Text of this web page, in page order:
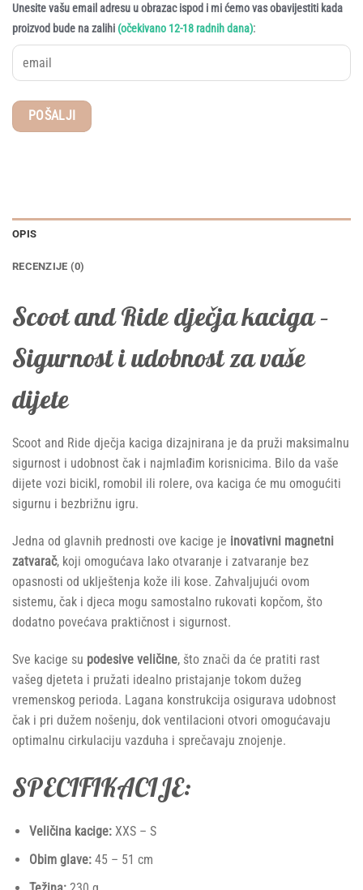
Unesite vašu email adresu u obrazac ispod i mi ćemo vas obavijestiti kada
proizvod bude na zalihi (očekivano 12-18 radnih dana):
OPIS
RECENZIJE (0)
Scoot and Ride dječja kaciga –
Sigurnost i udobnost za vaše
dijete
Scoot and Ride dječja kaciga dizajnirana je da pruži maksimalnu
sigurnost i udobnost čak i najmlađim korisnicima. Bilo da vaše
dijete vozi bicikl, romobil ili rolere, ova kaciga će mu omogućiti
sigurnu i bezbrižnu igru.
Jedna od glavnih prednosti ove kacige je inovativni magnetni
zatvarač, koji omogućava lako otvaranje i zatvaranje bez
opasnosti od uklještenja kože ili kose. Zahvaljujući ovom
sistemu, čak i djeca mogu samostalno rukovati kopčom, što
dodatno povećava praktičnost i sigurnost.
Sve kacige su podesive veličine, što znači da će pratiti rast
vašeg djeteta i pružati idealno pristajanje tokom dužeg
vremenskog perioda. Lagana konstrukcija osigurava udobnost
čak i pri dužem nošenju, dok ventilacioni otvori omogućavaju
optimalnu cirkulaciju vazduha i sprečavaju znojenje.
SPECIFIKACIJE:
Veličina kacige:XXS – S
Obim glave:45 – 51 cm